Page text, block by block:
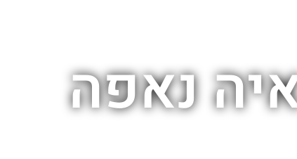
נאפה